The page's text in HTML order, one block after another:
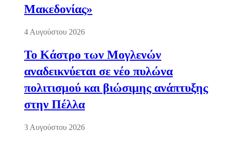
Μακεδονίας»
4 Αυγούστου 2026
Το Κάστρο των Μογλενών
αναδεικνύεται σε νέο πυλώνα
πολιτισμού και βιώσιμης ανάπτυξης
στην Πέλλα
3 Αυγούστου 2026